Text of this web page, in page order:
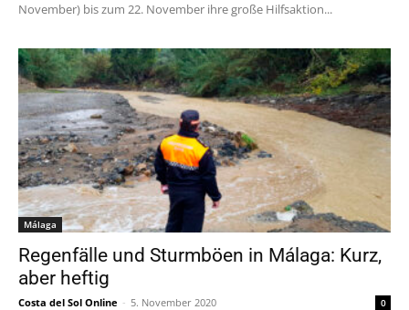
November) bis zum 22. November ihre große Hilfsaktion...
Málaga
Regenfälle und Sturmböen in Málaga: Kurz,
aber heftig
Costa del Sol Online - 5. November 2020 0